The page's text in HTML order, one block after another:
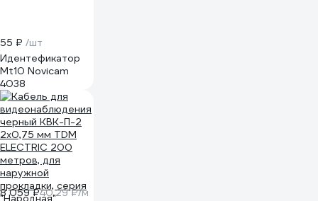
55 ₽ /шт
Идентефикатор
Mt10 Novicam
4038
8 059 ₽40.29 ₽/м